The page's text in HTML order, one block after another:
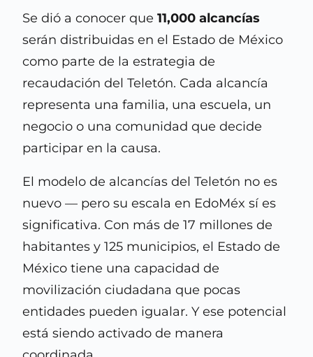
Se dió a conocer que11,000 alcancías
serán distribuidas en el Estado de México
como parte de la estrategia de
recaudación del Teletón. Cada alcancía
representa una familia, una escuela, un
negocio o una comunidad que decide
participar en la causa.
El modelo de alcancías del Teletón no es
nuevo — pero su escala en EdoMéx sí es
significativa. Con más de 17 millones de
habitantes y 125 municipios, el Estado de
México tiene una capacidad de
movilización ciudadana que pocas
entidades pueden igualar. Y ese potencial
está siendo activado de manera